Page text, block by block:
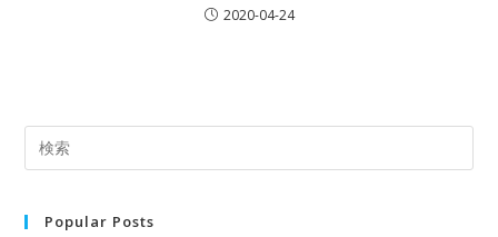
2020-04-24
Popular Posts